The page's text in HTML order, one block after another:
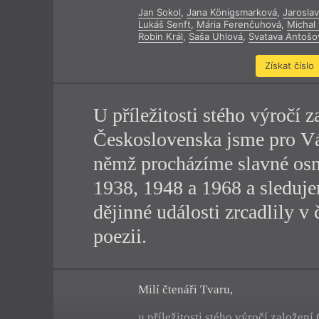
Výroční
Jan Sokol, Jana Königsmarková,
Lukáš Senft, Mária Ferenčuhová, Michal
Robin Král, Saša Uhlová, Svatava
Získat číslo
U příležitosti stého výročí
Československa jsme pro
němž procházíme slavné
1938, 1948 a 1968 a
dějinné události zrcadlily v
poezii.
Milí čtenáři Tvaru,